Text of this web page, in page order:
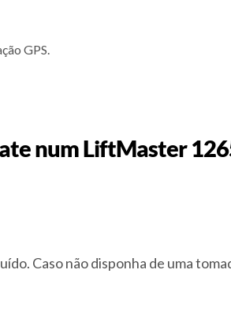
GPS.
num LiftMaster
Caso não disponha de uma